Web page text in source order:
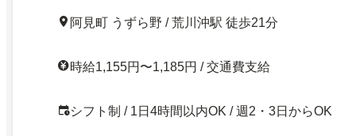
阿見町 うずら野 / 荒川沖駅 徒歩21分
時給1,155円〜1,185円 / 交通費支給
シフト制 / 1日4時間以内OK / 週2・3日からOK